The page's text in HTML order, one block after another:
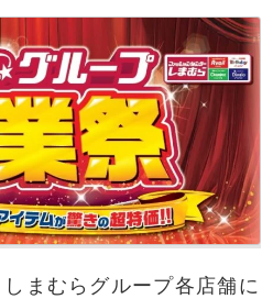
まむらグループ各店舗に